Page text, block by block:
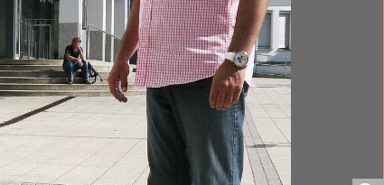
Rossi auch Gast-Stars wie Michael
der Mitgliederversammlung des VfB